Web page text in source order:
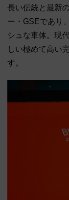
長い伝統と最新
ー・GSEであり
シュな車体。現
しい極めて高い
す。